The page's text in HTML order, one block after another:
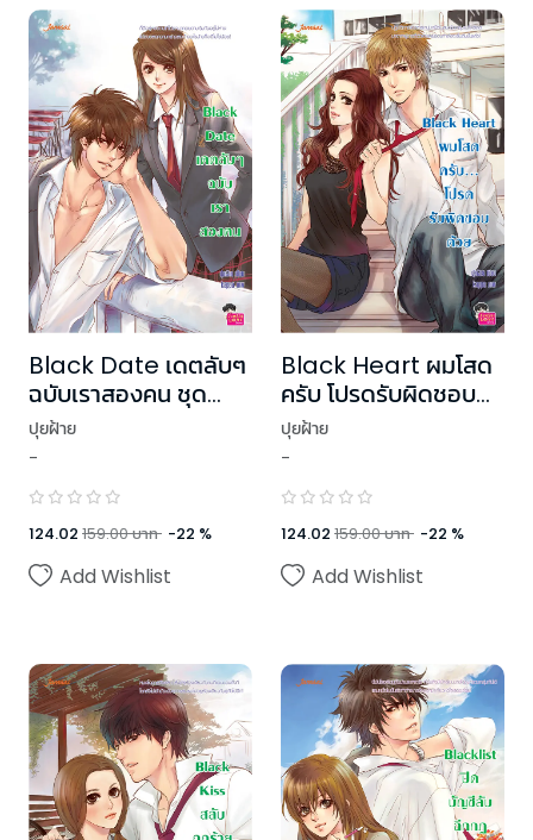
Black Date เดตลับๆ
ฉบับเราสองคน ชุด
Blacklist
ปุยฝ้าย
-
124.02 159.00บาท -22 %
Add Wishlist
Black Heart ผมโสด
ครับ โปรดรับผิดชอบ
ด้วย
ปุยฝ้าย
-
124.02 159.00บาท -22 %
Add Wishlist